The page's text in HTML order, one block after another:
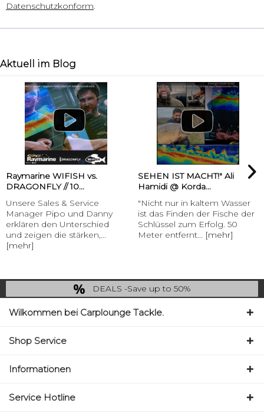
Datenschutzkonform.
Aktuell im Blog
Raymarine WIFISH vs.
DRAGONFLY // 10...
Unsere Sales & Service
Manager Pipo und Danny
erklären den Unterschied
und zeigen die stärken,...
[mehr]
SEHEN IST MACHT!" Ali
Hamidi @ Korda...
"Nicht nur in kaltem Wasser
ist das Finden der Fische der
Schlüssel zum Erfolg. 50
Meter entfernt... [mehr]
DEALS -Save up to 50%
Wilkommen bei Carplounge Tackle.
Shop Service
Informationen
Service Hotline